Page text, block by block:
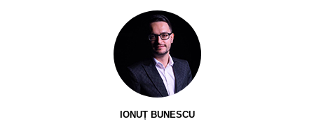
IONUȚ BUNESCU